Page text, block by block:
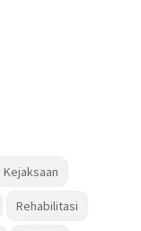
Kejaksaan
Rehabilitasi